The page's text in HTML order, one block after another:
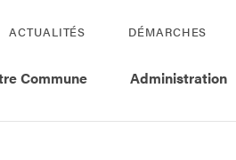
ACTUALITÉS DÉMARCHES
Commune Administration